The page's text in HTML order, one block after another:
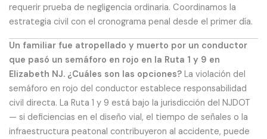
requerir prueba de negligencia ordinaria. Coordinamos la
estrategia civil con el cronograma penal desde el primer día.
Un familiar fue atropellado y muerto por un conductor
que pasó un semáforo en rojo en la Ruta 1 y 9 en
Elizabeth NJ. ¿Cuáles son las opciones? La violación del
semáforo en rojo del conductor establece responsabilidad
civil directa. La Ruta 1 y 9 está bajo la jurisdicción del NJDOT
— si deficiencias en el diseño vial, el tiempo de señales o la
infraestructura peatonal contribuyeron al accidente, puede